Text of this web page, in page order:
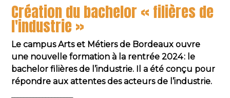
Création du bachelor « filières de
l'industrie »
Le campus Arts et Métiers de Bordeaux ouvre
une nouvelle formation à la rentrée 2024 : le
bachelor filières de l’industrie. Il a été conçu pour
répondre aux attentes des acteurs de l’industrie.